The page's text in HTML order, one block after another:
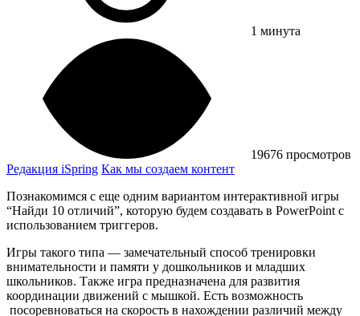
1 минута
19676 просмотров
Редакция iSpring Как мы создаем контент
Познакомимся с еще одним вариантом интерактивной игры
“Найди 10 отличий”, которую будем создавать в PowerPoint с
использованием триггеров.
Игры такого типа — замечательный способ тренировки
внимательности и памяти у дошкольников и младших
школьников. Также игра предназначена для развития
координации движений с мышкой. Есть возможность
посоревноваться на скорость в нахождении различий между